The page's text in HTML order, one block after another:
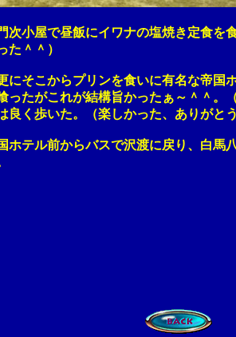
屋で昼飯にイワナの塩焼き定食を食
＾＾）
からプリンを食いに有名な帝国ホ
これが結構旨かったぁ～＾＾。（
歩いた。（楽しかった、ありがとう
ル前からバスで沢渡に戻り、白馬八